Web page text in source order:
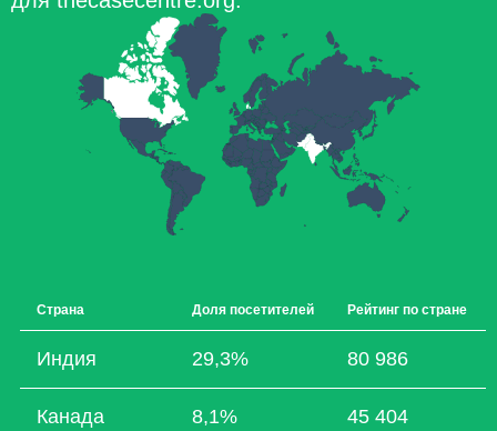
Страна Доля посетителей Рейтинг по стране
Индия 29,3% 80 986
Канада 8,1% 45 404